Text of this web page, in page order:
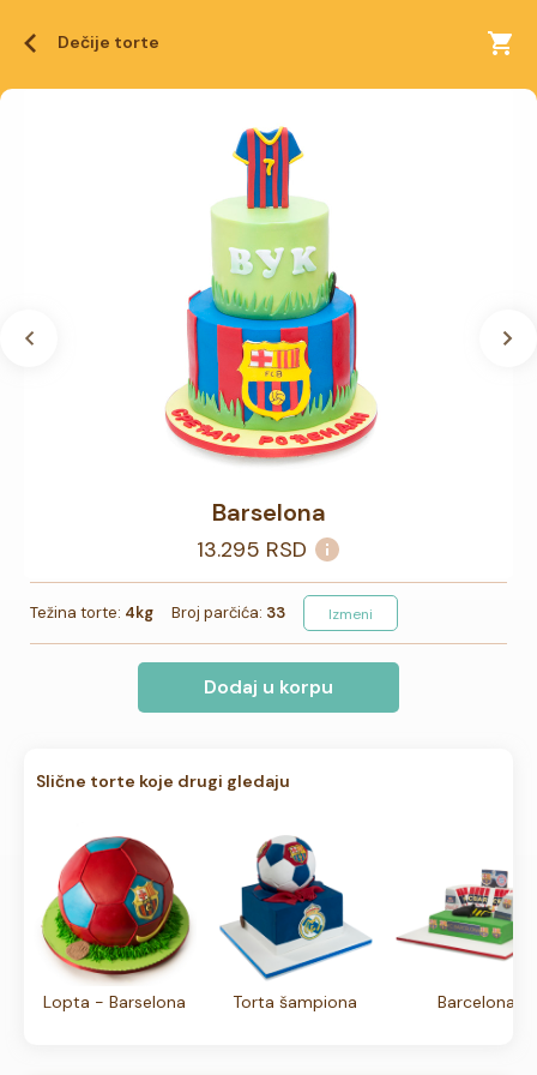
Dečije torte
Barselona
13.295 RSD
Težina torte: 4kg Broj parčića: 33 Izmeni
Dodaj u korpu
Slične torte koje drugi gledaju
Lopta - Barselona Torta šampiona Barcelona